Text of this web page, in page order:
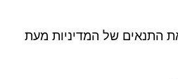
התנאים של המדיניות מעת